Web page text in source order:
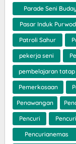
Parade Seni
Pasar Induk
Patroli Sahur
pekerja seni
pembelajaran
Pemerkosaan
Penawangan
Pencuri
Pencurianemas